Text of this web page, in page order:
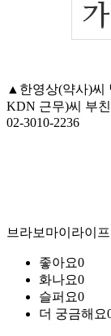
▲한영상(약사)씨
KDN 근무)씨 부
02-3010-2236
브라보마이라이
좋아요0
화나요0
슬퍼요0
더 궁금해요